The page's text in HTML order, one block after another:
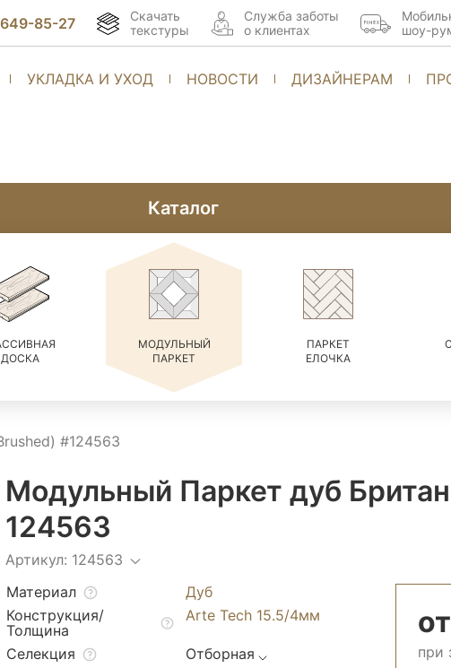
УКЛАДКА И УХОД НОВОСТИ ДИЗАЙНЕРАМ
85-27
Скачать
текстуры
Cлужба заботы
о клиентах
шоу-
Каталог
ДОСКА
МОДУЛЬНЫЙ
ПАРКЕТ
ПАРКЕТ
ЕЛОЧКА
#124563
Модульный Паркет дуб
124563
Артикул: 124563
Материал
Дуб
Конструкция/
Толщина
Arte Tech 15.5/4мм
Селекция
Отборная
при